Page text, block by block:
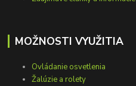
MOŽNOSTI VYUŽITIA
Ovládanie osvetlenia
Žalúzie a rolety